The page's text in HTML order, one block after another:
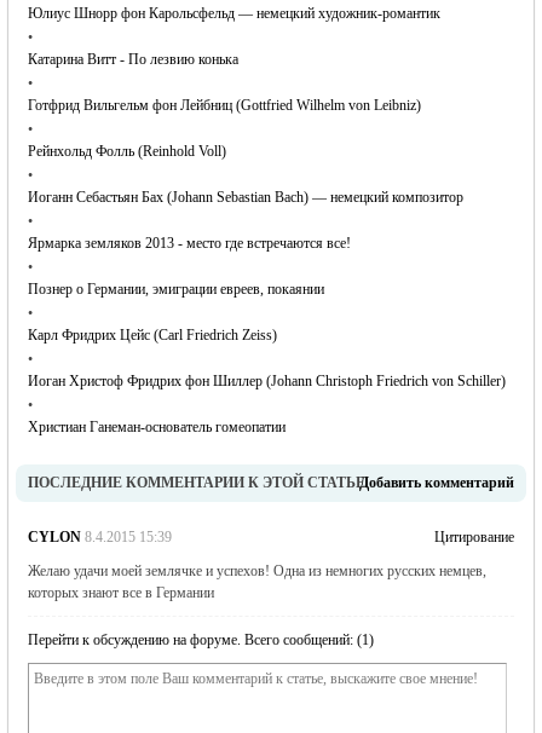
Юлиус Шнорр фон Карольсфельд — немецкий художник-романтик
•
Катарина Витт - По лезвию конька
•
Готфрид Вильгельм фон Лейбниц (Gottfried Wilhelm von Leibniz)
•
Рейнхольд Фолль (Reinhold Voll)
•
Иоганн Себастьян Бах (Johann Sebastian Bach) — немецкий композитор
•
Ярмарка земляков 2013 - место где встречаются все!
•
Познер о Германии, эмиграции евреев, покаянии
•
Карл Фридрих Цейс (Carl Friedrich Zeiss)
•
Иоган Христоф Фридрих фон Шиллер (Johann Christoph Friedrich von Schiller)
•
Христиан Ганеман-основатель гомеопатии
Добавить комментарий
ПОСЛЕДНИЕ КОММЕНТАРИИ К ЭТОЙ СТАТЬЕ
Цитирование
CYLON 8.4.2015 15:39
Желаю удачи моей землячке и успехов! Одна из немногих русских немцев,
которых знают все в Германии
Перейти к обсуждению на форуме. Всего сообщений: (1)